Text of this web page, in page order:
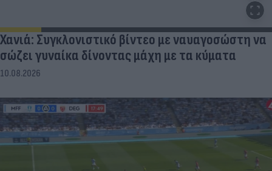
Χανιά: Συγκλονιστικό βίντεο με ναυαγοσώστη να
σώζει γυναίκα δίνοντας μάχη με τα κύματα
10.08.2026